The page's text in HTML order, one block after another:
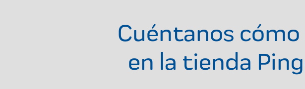
Cuéntanos
en la tienda